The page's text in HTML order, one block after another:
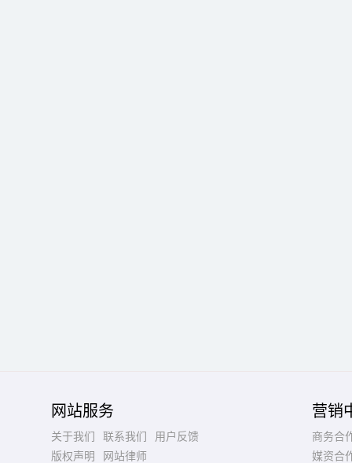
网站服务
关于我们 联系我们
用户反馈
版权声明
网站律师
营销
商务合
媒资合